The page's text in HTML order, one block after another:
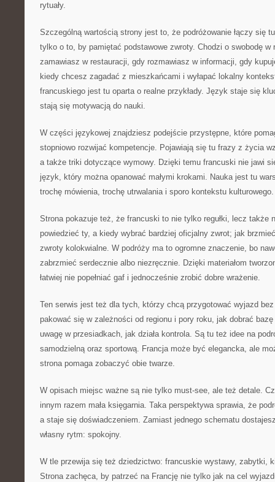
rytuały.
Szczególną wartością strony jest to, że podróżowanie łączy się
tylko o to, by pamiętać podstawowe zwroty. Chodzi o swobodę
zamawiasz w restauracji, gdy rozmawiasz w informacji, gdy
kiedy chcesz zagadać z mieszkańcami i wyłapać lokalny
francuskiego jest tu oparta o realne przykłady. Język staje się
stają się motywacją do nauki.
W części językowej znajdziesz podejście przystępne, które
stopniowo rozwijać kompetencje. Pojawiają się tu frazy z życia
a także triki dotyczące wymowy. Dzięki temu francuski nie jawi
język, który można opanować małymi krokami. Nauka jest tu
trochę mówienia, trochę utrwalania i sporo kontekstu kulturowego.
Strona pokazuje też, że francuski to nie tylko regułki, lecz także
powiedzieć ty, a kiedy wybrać bardziej oficjalny zwrot; jak
zwroty kolokwialne. W podróży ma to ogromne znaczenie, bo
zabrzmieć serdecznie albo niezręcznie. Dzięki materiałom
łatwiej nie popełniać gaf i jednocześnie zrobić dobre wrażenie.
Ten serwis jest też dla tych, którzy chcą przygotować wyjazd
pakować się w zależności od regionu i pory roku, jak dobrać
uwagę w przesiadkach, jak działa kontrola. Są tu też idee na
samodzielną oraz sportową. Francja może być elegancka, ale
strona pomaga zobaczyć obie twarze.
W opisach miejsc ważne są nie tylko must-see, ale też detale.
innym razem mała księgarnia. Taka perspektywa sprawia, że
a staje się doświadczeniem. Zamiast jednego schematu
własny rytm: spokojny.
W tle przewija się też dziedzictwo: francuskie wystawy, zabytki,
Strona zachęca, by patrzeć na Francję nie tylko jak na cel